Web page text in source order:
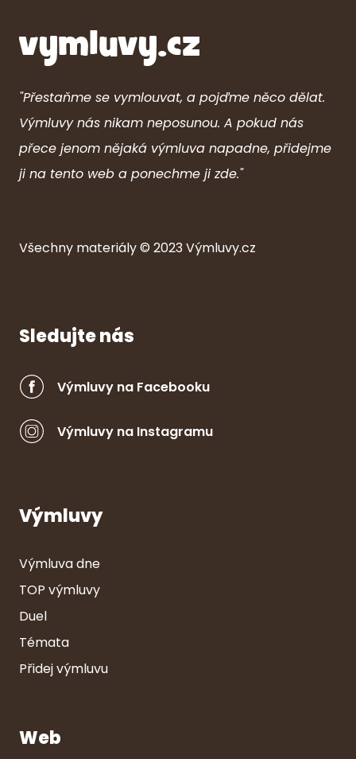
"Přestaňme se vymlouvat, a pojďme něco dělat.
Výmluvy nás nikam neposunou. A pokud nás
přece jenom nějaká výmluva napadne, přidejme
ji na tento web a ponechme ji zde."
Všechny materiály © 2023Výmluvy.cz
Sledujte nás
Výmluvy na Facebooku
Výmluvy na Instagramu
Výmluvy
Výmluva dne
TOP výmluvy
Duel
Témata
Přidej výmluvu
Web